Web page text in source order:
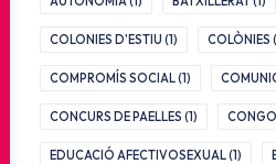
COLONIES D'ESTIU (1) COLÒNIES
COMPROMÍS SOCIAL(1)
CONCURS DE PAELLES (1) CONGO
EDUCACIÓ AFECTIVOSEXUAL(1)